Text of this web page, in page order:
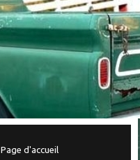
Page d'accueil